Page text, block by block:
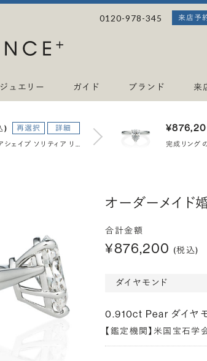
0120-978-345 来店予
ジュエリー ガイド ブランド 来
) 再選択 詳細
PT950 シンシア ペアシェイプ ソリティア リング 1.0ct 完成リング
オーダーメイド
合計金額
¥876,200 (税込)
ダイヤモンド
0.910ct Pear ダイヤ
【鑑定機関】米国宝石学